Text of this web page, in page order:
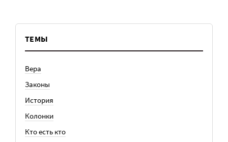
ТЕМЫ
Вера
Законы
История
Колонки
Кто есть кто